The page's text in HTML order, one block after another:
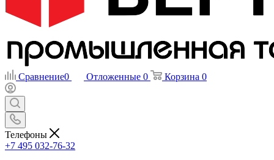
Сравнение0 Отложенные 0 Корзина 0
Телефоны
+7 495 032-76-32